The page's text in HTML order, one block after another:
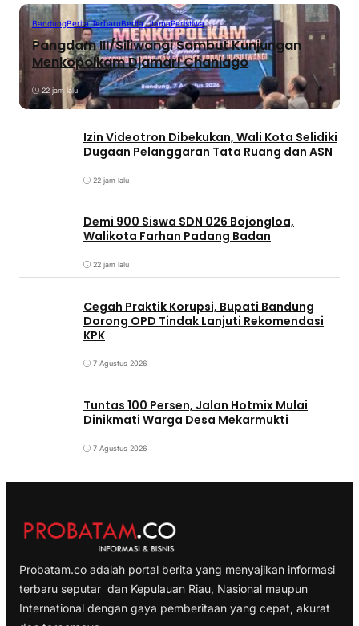
BandungBerita TerbaruBerita UtamaPeristiwa
Pangdam III/Siliwangi Sambut Kunjungan
Menkopolkam Djamari Chaniago
22 jam lalu
Izin Videotron Dibekukan, Wali Kota Selidiki
Dugaan Pelanggaran Tata Ruang dan ASN
22 jam lalu
Demi 900 Siswa SDN 026 Bojongloa,
Walikota Farhan Padang Badan
22 jam lalu
Cegah Praktik Korupsi, Bupati Bandung
Dorong OPD Tindak Lanjuti Rekomendasi
KPK
7 Agustus 2026
Tuntas 100 Persen, Jalan Hotmix Mulai
Dinikmati Warga Desa Mekarmukti
7 Agustus 2026
Probatam.co adalah portal berita yang menyajikan informasi
terbaru seputar dan Kepulauan Riau, Nasional maupun
International dengan gaya pemberitaan yang cepat, akurat